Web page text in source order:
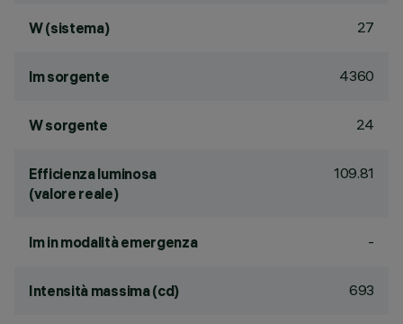
W (sistema) 27
lm sorgente 4360
W sorgente 24
Efficienza luminosa
(valore reale)
109.81
lm in modalità emergenza -
Intensità massima (cd) 693